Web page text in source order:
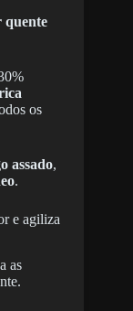
quente
os
assado,
.
e agiliza
as